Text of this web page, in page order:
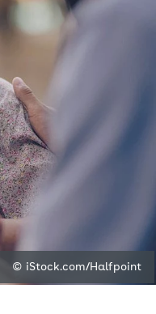
© iStock.com/Halfpoint